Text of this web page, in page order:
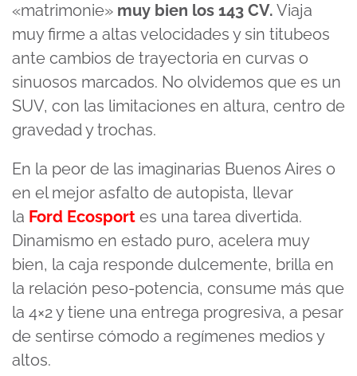
«matrimonie» muy bien los 143 CV. Viaja
muy firme a altas velocidades y sin titubeos
ante cambios de trayectoria en curvas o
sinuosos marcados. No olvidemos que es un
SUV, con las limitaciones en altura, centro de
gravedad y trochas.
En la peor de las imaginarias Buenos Aires o
en el mejor asfalto de autopista, llevar
la Ford Ecosport es una tarea divertida.
Dinamismo en estado puro, acelera muy
bien, la caja responde dulcemente, brilla en
la relación peso-potencia, consume más que
la 4×2 y tiene una entrega progresiva, a pesar
de sentirse cómodo a regímenes medios y
altos.